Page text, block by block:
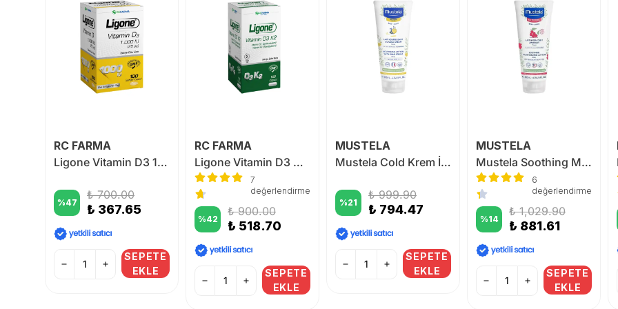
RC FARMA
Ligone Vitamin D3 1.000 IU 100 Softgel
%47
₺ 700.00
₺ 367.65
SEPETE
EKLE
RC FARMA
Ligone Vitamin D3 K2 120 Kapsül
7
değerlendirme
%42
₺ 900.00
₺ 518.70
SEPETE
EKLE
MUSTELA
Mustela Cold Krem İçeren Besleyici Vücut Losyonu 200 ml
%21
₺ 999.90
₺ 794.47
SEPETE
EKLE
MUSTELA
Mustela Soothing Moisturizing Lotion 200ml
6
değerlendirme
%14
₺ 1,029.90
₺ 881.61
SEPETE
EKLE